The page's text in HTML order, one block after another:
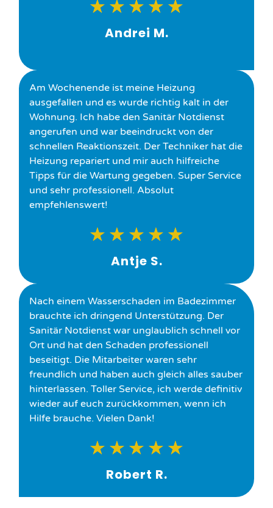
★ ★ ★ ★ ★
Andrei M.
Am Wochenende ist meine Heizung
ausgefallen und es wurde richtig kalt in der
Wohnung. Ich habe den Sanitär Notdienst
angerufen und war beeindruckt von der
schnellen Reaktionszeit. Der Techniker hat die
Heizung repariert und mir auch hilfreiche
Tipps für die Wartung gegeben. Super Service
und sehr professionell. Absolut
empfehlenswert!
★ ★ ★ ★ ★
Antje S.
Nach einem Wasserschaden im Badezimmer
brauchte ich dringend Unterstützung. Der
Sanitär Notdienst war unglaublich schnell vor
Ort und hat den Schaden professionell
beseitigt. Die Mitarbeiter waren sehr
freundlich und haben auch gleich alles sauber
hinterlassen. Toller Service, ich werde definitiv
wieder auf euch zurückkommen, wenn ich
Hilfe brauche. Vielen Dank!
★ ★ ★ ★ ★
Robert R.